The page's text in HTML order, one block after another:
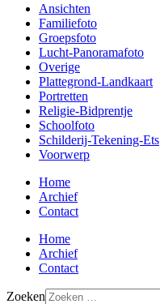
Ansichten
Familiefoto
Groepsfoto
Lucht-Panoramafoto
Overige
Plattegrond-Landkaart
Portretten
Religie-Bidprentje
Schoolfoto
Schilderij-Tekening-Ets
Voorwerp
Home
Archief
Contact
Home
Archief
Contact
Zoeken